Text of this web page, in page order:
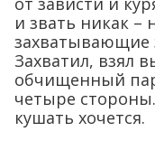
и звать никак
захватывающие
Захватил, взял
обчищенный
четыре
кушать хочется.